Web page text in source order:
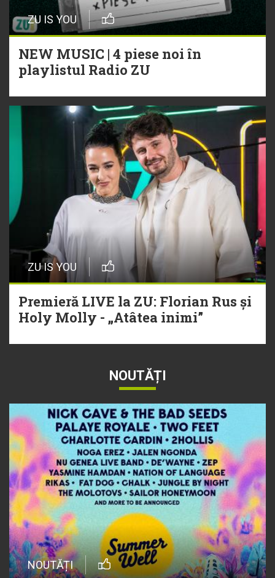
ZU IS YOU
NEW MUSIC | 4 piese noi în
playlistul Radio ZU
ZU IS YOU
Premieră LIVE la ZU: Florian Rus și
Holy Molly - „Atâtea inimi”
NOUTĂȚI
NOUTĂȚI